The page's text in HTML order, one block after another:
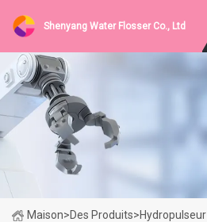
Shenyang Water Flosser Co., Ltd
Maison>Des Produits>Hydropulseur